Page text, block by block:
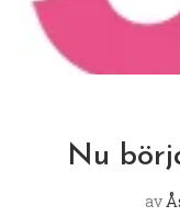
Nu
av